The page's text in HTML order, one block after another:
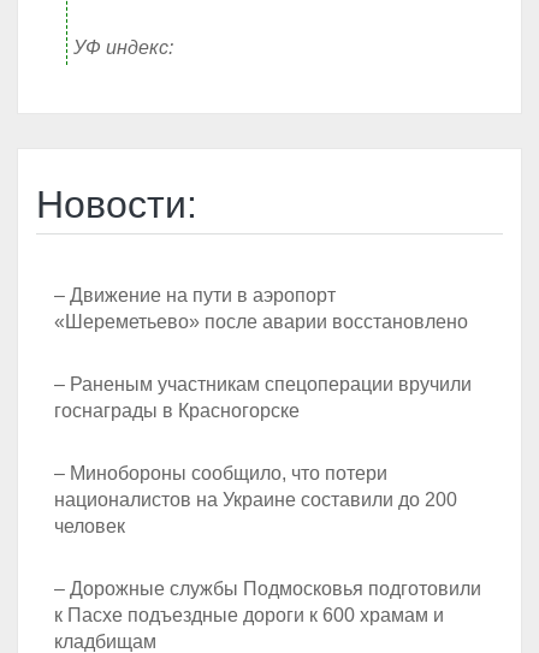
УФ индекс:
Новости:
– Движение на пути в аэропорт
«Шереметьево» после аварии восстановлено
– Раненым участникам спецоперации вручили
госнаграды в Красногорске
– Минобороны сообщило, что потери
националистов на Украине составили до 200
человек
– Дорожные службы Подмосковья подготовили
к Пасхе подъездные дороги к 600 храмам и
кладбищам